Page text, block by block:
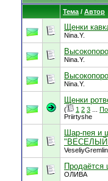
Тема / Автор
Щенки
Nina.Y.
Nina.Y.
Nina.Y.
Щенки
( 1 2 3
Priirtyshe
Шар-пея и
VeseliyGremlin
Продаётся
ОЛИВА